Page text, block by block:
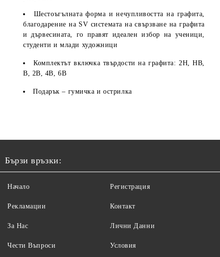
Шестоъгълната форма и нечупливостта на графита,
благодарение на SV системата на свързване на графита
и дървесината, го правят идеален избор на ученици,
студенти и млади художници
Комплектът включка твърдости на графита: 2H, HB,
B, 2B, 4B, 6B
Подарък – гумичка и острилка
Бързи връзки:
Начало
Рекламации
За Нас
Чести Въпроси
Регистрация
Контакт
Лични Данни
Условия